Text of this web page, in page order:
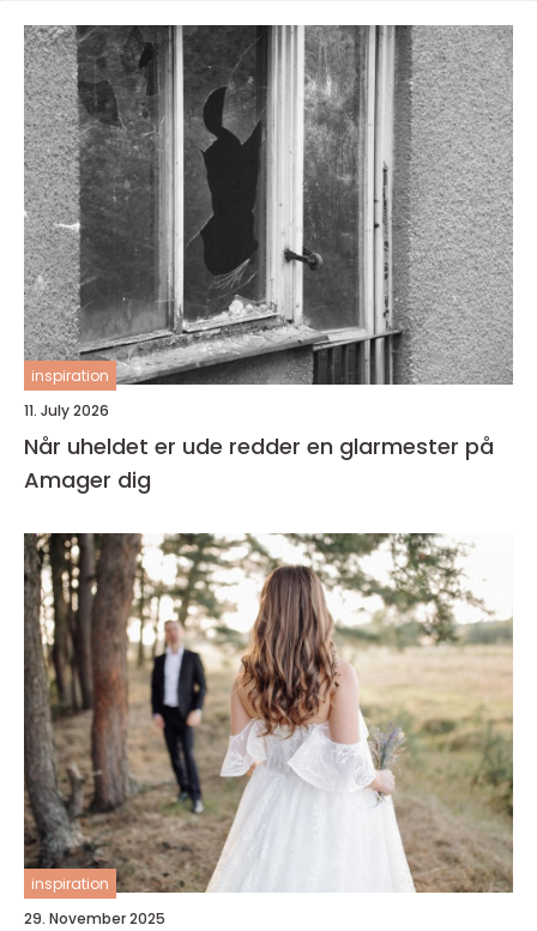
inspiration
11. July 2026
Når uheldet er ude redder en glarmester på
Amager dig
inspiration
29. November 2025